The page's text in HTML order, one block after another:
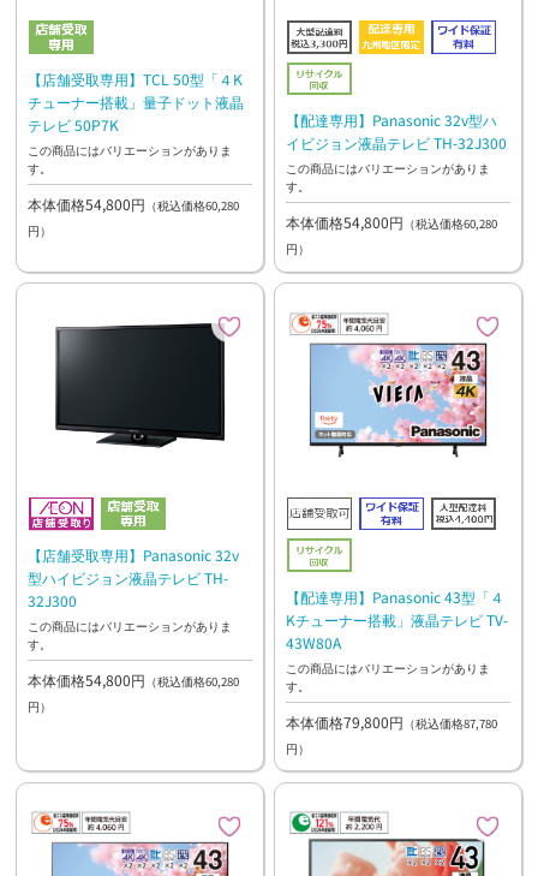
【店舗受取専用】TCL 50型「４K
チューナー搭載」量子ドット液晶
テレビ 50P7K
この商品にはバリエーションがありま
す。
本体価格54,800円 （税込価格60,280
円）
【配達専用】Panasonic 32v型ハ
イビジョン液晶テレビ TH-32J300
この商品にはバリエーションがありま
す。
本体価格54,800円 （税込価格60,280
円）
【店舗受取専用】Panasonic 32v
型ハイビジョン液晶テレビ TH-
32J300
この商品にはバリエーションがありま
す。
本体価格54,800円 （税込価格60,280
円）
【配達専用】Panasonic 43型「４
Kチューナー搭載」液晶テレビ TV-
43W80A
この商品にはバリエーションがありま
す。
本体価格79,800円 （税込価格87,780
円）